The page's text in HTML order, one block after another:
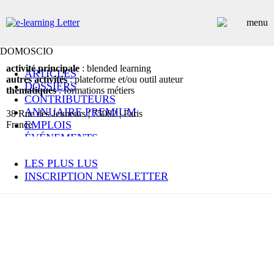
ARTICLES
DOSSIERS
CONTRIBUTEURS
ANNUAIRE PREMIUM
EMPLOIS
ÉVÉNEMENTS
LES PLUS LUS
INSCRIPTION NEWSLETTER
DOMOSCIO
activité principale : blended learning
autres activités: plateforme et/ou outil auteur
thématiques: formations métiers
38 Rue des Jeuneurs | 75002 | Paris
France